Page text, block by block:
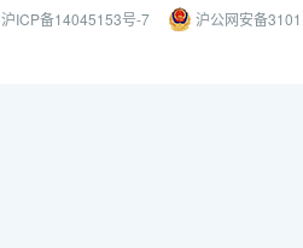
沪ICP备14045153号-7 沪公网安备